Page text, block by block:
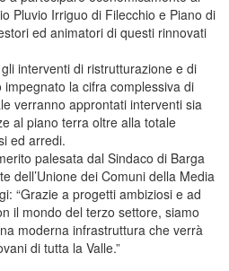
Pluvio Irriguo di Filecchio e Piano di
ed animatori di questi rinnovati
interventi di ristrutturazione e di
la cifra complessiva di
verranno approntati interventi sia
al piano terra oltre alla totale
ed arredi.
palesata dal Sindaco di Barga
dell’Unione dei Comuni della Media
“Grazie a progetti ambiziosi e ad
il mondo del terzo settore, siamo
moderna infrastruttura che verrà
di tutta la Valle.”